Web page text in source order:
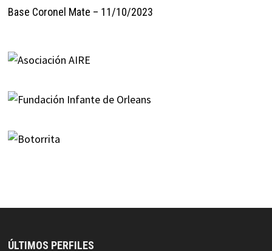
Base Coronel Mate – 11/10/2023
ÚLTIMOS PERFILES